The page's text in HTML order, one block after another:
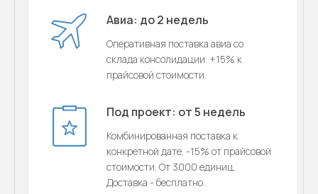
Авиа: до 2 недель
Оперативная поставка авиа со
склада консолидации. +15% к
прайсовой стоимости.
Под проект: от 5 недель
Комбинированная поставка к
конкретной дате. -15% от прайсовой
стоимости. От 3000 единиц.
Доставка - бесплатно.